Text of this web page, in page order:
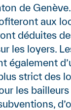
de
aux
déduites
les loyers.
également
strict des
les